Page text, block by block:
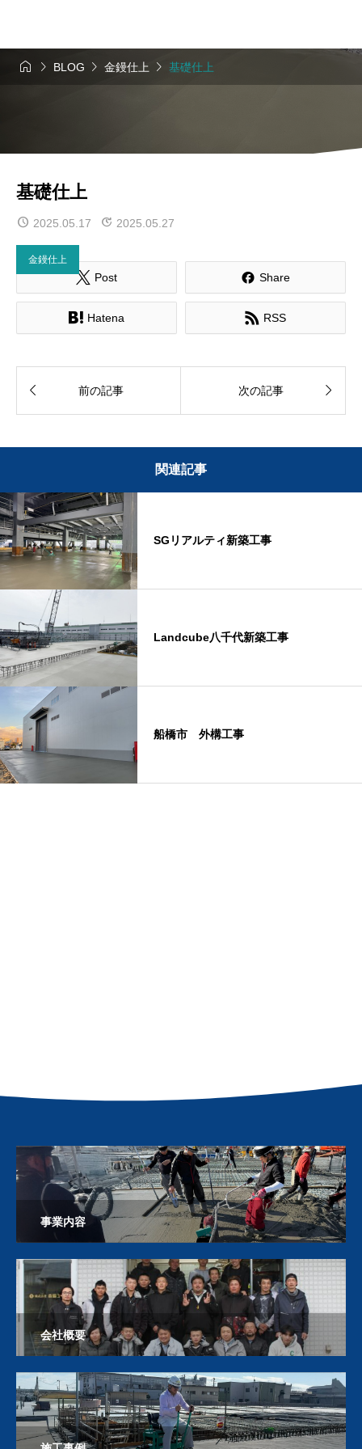
  BLOG  金鏝仕上  基礎仕上
基礎仕上
2025.05.17 2025.05.27
金鏝仕上
 Post  Share
 Hatena  RSS
 前の記事 次の記事 
関連記事
SGリアルティ新築工事
Landcube八千代新築工事
船橋市 外構工事
事業内容
会社概要